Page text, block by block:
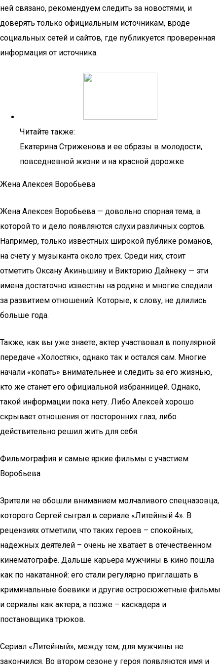
ней связано, рекомендуем следить за новостями, и
доверять только официальным источникам, вроде
социальных сетей и сайтов, где публикуется проверенная
информация от источника.
Читайте также:
Екатерина Стриженова и ее образы в молодости,
повседневной жизни и на красной дорожке
Жена Алексея Воробьева
Жена Алексея Воробьева — довольно спорная тема, в
которой то и дело появляются слухи различных сортов.
Например, только известных широкой публике романов,
на счету у музыканта около трех. Среди них, стоит
отметить Оксану Акиньшину и Викторию Дайнеку — эти
имена достаточно известны на родине и многие следили
за развитием отношений. Которые, к слову, не длились
больше года.
Также, как вы уже знаете, актер участвовал в популярной
передаче «Холостяк», однако так и остался сам. Многие
начали «копать» внимательнее и следить за его жизнью,
кто же станет его официальной избранницей. Однако,
такой информации пока нету. Либо Алексей хорошо
скрывает отношения от посторонних глаз, либо
действительно решил жить для себя.
Фильмография и самые яркие фильмы с участием
Воробьева
Зрители не обошли вниманием молчаливого спецназовца,
которого Сергей сыграл в сериале «Литейный 4». В
рецензиях отметили, что таких героев – спокойных,
надежных деятелей – очень не хватает в отечественном
кинематографе. Дальше карьера мужчины в кино пошла
как по накатанной: его стали регулярно приглашать в
криминальные боевики и другие остросюжетные фильмы
и сериалы как актера, а позже – каскадера и
постановщика трюков.
Сериал «Литейный», между тем, для мужчины не
закончился. Во втором сезоне у героя появляются имя и